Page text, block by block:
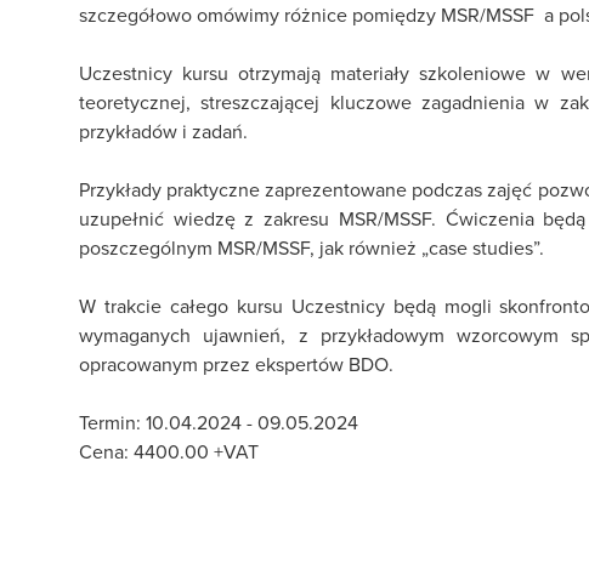
szczegółowo omówimy różnice pomiędzy MSR/MSSF a
Uczestnicy kursu otrzymają materiały szkoleniowe w
teoretycznej, streszczającej kluczowe zagadnienia w
przykładów i zadań.
Przykłady praktyczne zaprezentowane podczas zajęć
uzupełnić wiedzę z zakresu MSR/MSSF. Ćwiczenia
poszczególnym MSR/MSSF, jak również „case studies”.
W trakcie całego kursu Uczestnicy będą mogli
wymaganych ujawnień, z przykładowym wzorcowym
opracowanym przez ekspertów BDO.
Termin: 10.04.2024 - 09.05.2024
Cena: 4400.00 +VAT